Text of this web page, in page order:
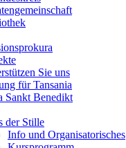
Sie uns
für Tansania
Sankt Benedikt
der Stille
Info und Organisatorisches